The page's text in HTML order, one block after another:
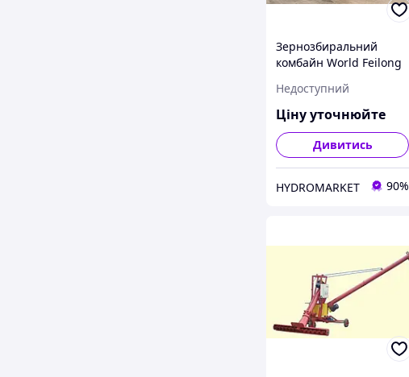
Зернозбиральний
комбайн World Feilong
Недоступний
Ціну уточнюйте
Дивитись
HYDROMARKET 90%